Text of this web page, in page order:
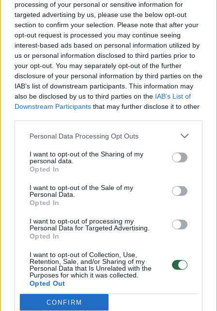
processing of your personal or sensitive information for
targeted advertising by us, please use the below opt-out
section to confirm your selection. Please note that after your
opt-out request is processed you may continue seeing
interest-based ads based on personal information utilized by
us or personal information disclosed to third parties prior to
your opt-out. You may separately opt-out of the further
disclosure of your personal information by third parties on the
IAB’s list of downstream participants. This information may
also be disclosed by us to third parties on the IAB’s List of
Downstream Participants that may further disclose it to other
Personal Data Processing Opt Outs
I want to opt-out of the Sharing of my
personal data.
Opted In
I want to opt-out of the Sale of my
Personal Data.
Opted In
I want to opt-out of processing my
Personal Data for Targeted Advertising.
Opted In
I want to opt-out of Collection, Use,
Retention, Sale, and/or Sharing of my
Personal Data that Is Unrelated with the
Purposes for which it was collected.
Opted Out
CONFIRM
1. Odos šveitimas
Pirmiausia, sudrėkinkite veidą ir nušveiskite
kavos tirščiais iš rytinio puodelio. Kava turėtų
būti be cukraus. Jei kavą saldinate, tirščius
prieš saldindami nukoškite.
2. Atverkite poras
Užplikykite ramunėlių arbatos, palaikykite
veidą virš garų, užsidengę galvą rankšluosčiu.
Atsargiai, nenusideginkite!
3. Laikas kaukei
Kai oda bus tinkamai paruošta, pasiruoškite
specialią kaukę ir palaikykite ją ant veido 10
minučių.